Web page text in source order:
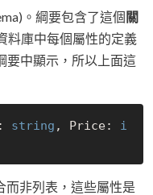
。綱要包含了這個 關
料庫中每個屬性的定義
要中顯示，所以上面這
string , Price: i
而非列表，這些屬性是